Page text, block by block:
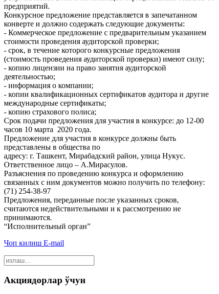
предприятий.
Конкурсное предложение представляется в запечатанном
конверте и должно содержать следующие документы:
- Коммерческое предложение с предварительным указанием
стоимости проведения аудиторской проверки;
- срок, в течение которого конкурсные предложения
(стоимость проведения аудиторской проверки) имеют силу;
- копию лицензии на право занятия аудиторской
деятельностью;
- информация о компании;
- копии квалификационных сертификатов аудитора и другие
международные сертификаты;
- копию страхового полиса;
Срок подачи предложения для участия в конкурсе: до 12-00
часов 10 марта 2020 года.
Предложение для участия в конкурсе должны быть
представлены в общества по
адресу: г. Ташкент, Мирабадский район, улица Нукус.
Ответственное лицо – А.Мирасулов.
Разъяснения по проведению конкурса и оформлению
связанных с ним документов можно получить по телефону:
(71) 254-38-97
Предложения, переданные после указанных сроков,
считаются недействительными и к рассмотрению не
принимаются.
“Исполнительный орган”
Чоп килиш E-mail
Акциядорлар ўчун